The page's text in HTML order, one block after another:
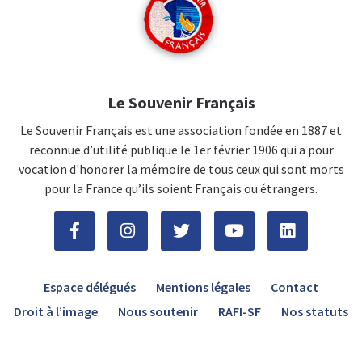
Le Souvenir Français
Le Souvenir Français est une association fondée en 1887 et
reconnue d’utilité publique le 1er février 1906 qui a pour
vocation d'honorer la mémoire de tous ceux qui sont morts
pour la France qu’ils soient Français ou étrangers.
Espace délégués Mentions légales
Contact
Droit à l’image
Nous soutenir RAFI-SF Nos statuts